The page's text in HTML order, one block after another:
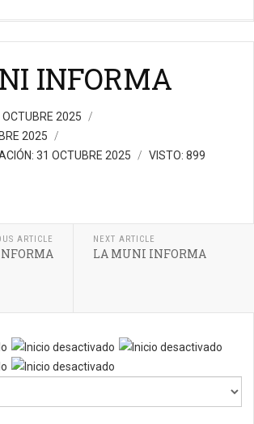
INFORMA
2025
2025
31 OCTUBRE 2025
VISTO: 899
ARTICLE NEXT ARTICLE
LA MUNI INFORMA
vote